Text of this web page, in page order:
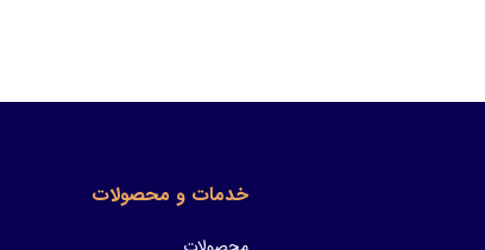
خدمات و محصولات